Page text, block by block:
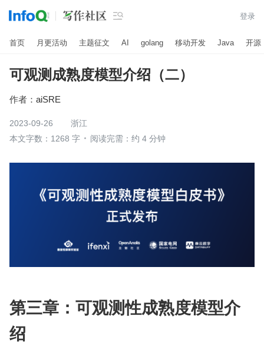
 登录
首页 月更活动 主题征文 AI golang 移动开发 Java 开源
可观测成熟度模型介绍（二）
作者： aiSRE
2023-09-26
浙江
本文字数：1268 字
阅读完需：约 4 分钟
第三章：可观测性成熟度模型介
绍